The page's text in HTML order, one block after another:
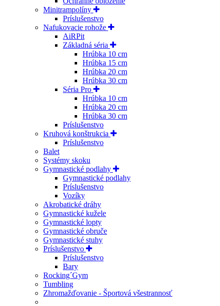
Minitrampolíny
Príslušenstvo
Nafukovacie rohože
AiRPit
Základná séria
Hrúbka 10 cm
Hrúbka 15 cm
Hrúbka 20 cm
Hrúbka 30 cm
Séria Pro
Hrúbka 10 cm
Hrúbka 20 cm
Hrúbka 30 cm
Príslušenstvo
Kruhová konštrukcia
Príslušenstvo
Balet
Systémy skoku
Gymnastické podlahy
Gymnastické podlahy
Príslušenstvo
Vozíky
Akrobatické dráhy
Gymnastické kužele
Gymnastické lopty
Gymnastické obruče
Gymnastické stuhy
Príslušenstvo
Príslušenstvo
Bary
Rocking´Gym
Tumbling
Zhromažďovanie - Športová všestrannosť